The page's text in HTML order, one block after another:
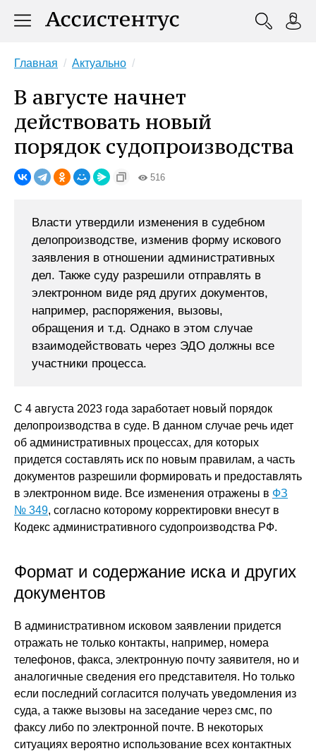
Главная Актуально
В августе начнет
действовать новый
порядок судопроизводства
516
Власти утвердили изменения в судебном
делопроизводстве, изменив форму искового
заявления в отношении административных
дел. Также суду разрешили отправлять в
электронном виде ряд других документов,
например, распоряжения, вызовы,
обращения и т.д. Однако в этом случае
взаимодействовать через ЭДО должны все
участники процесса.
С 4 августа 2023 года заработает новый порядок
делопроизводства в суде. В данном случае речь идет
об административных процессах, для которых
придется составлять иск по новым правилам, а часть
документов разрешили формировать и предоставлять
в электронном виде. Все изменения отражены в ФЗ
№ 349, согласно которому корректировки внесут в
Кодекс административного судопроизводства РФ.
Формат и содержание иска и других
документов
В административном исковом заявлении придется
отражать не только контакты, например, номера
телефонов, факса, электронную почту заявителя, но и
аналогичные сведения его представителя. Но только
если последний согласится получать уведомления из
суда, а также вызовы на заседание через смс, по
факсу либо по электронной почте. В некоторых
ситуациях вероятно использование всех контактных